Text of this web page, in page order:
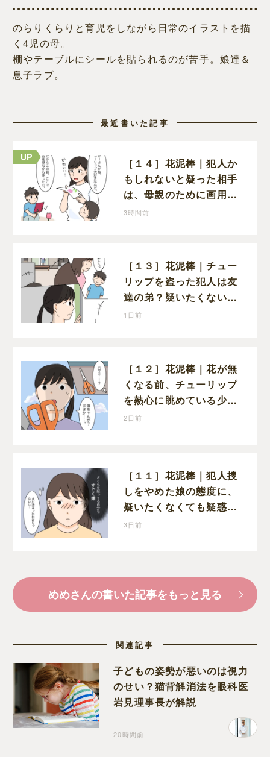
のらりくらりと育児をしながら日常のイラストを描
く4児の母。
棚やテーブルにシールを貼られるのが苦手。娘達＆
息子ラブ。
最近書いた記事
［１４］花泥棒｜犯人か
もしれないと疑った相手
は、母親のために画用紙
でチューリップを作って
3時間前
［１３］花泥棒｜チュー
リップを盗った犯人は友
達の弟？疑いたくない気
持ちと真実の間でひとり
1日前
［１２］花泥棒｜花が無
くなる前、チューリップ
を熱心に眺めている少年
がいた
2日前
［１１］花泥棒｜犯人捜
しをやめた娘の態度に、
疑いたくなくても疑惑の
目が向いてしまう
3日前
めめさんの書いた記事をもっと見る
関連記事
子どもの姿勢が悪いのは視力
のせい？猫背解消法を眼科医
岩見理事長が解説
20時間前